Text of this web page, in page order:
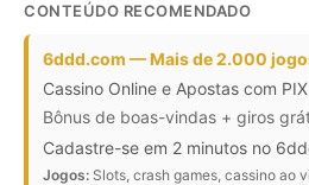
CONTEÚDO RECOMENDADO
6ddd.com — Mais de 2.000
Cassino Online e Apostas com
Bônus de boas-vindas + giros
Cadastre-se em 2 minutos no
Jogos: Slots, crash games, cassino ao